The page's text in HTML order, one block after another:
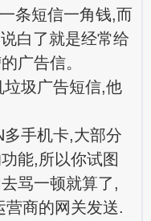
条短信一角钱,而
白了就是经常给
广告信。
圾广告短信,他
手机卡,大部分
能,所以你试图
骂一顿就算了,
商的网关发送.